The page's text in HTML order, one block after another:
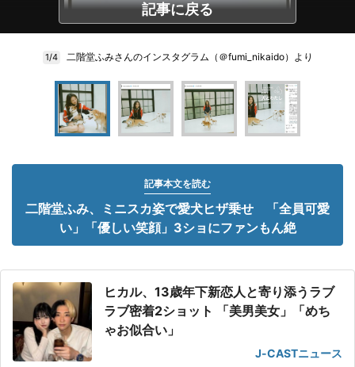
記事に戻る
1/4 二階堂ふみさんのインスタグラム（＠fumi_nikaido）より
記事本文を読む
二階堂ふみ、ミニスカ姿で愛犬ヒザ乗せ 「全員可愛
い」「優しい笑顔」3ショにファンもん絶
ヒカル、13歳年下新恋人と寄り添うラブ
ラブ密着2ショット 「美男美女」「めち
ゃお似合い」
J-CASTニュース